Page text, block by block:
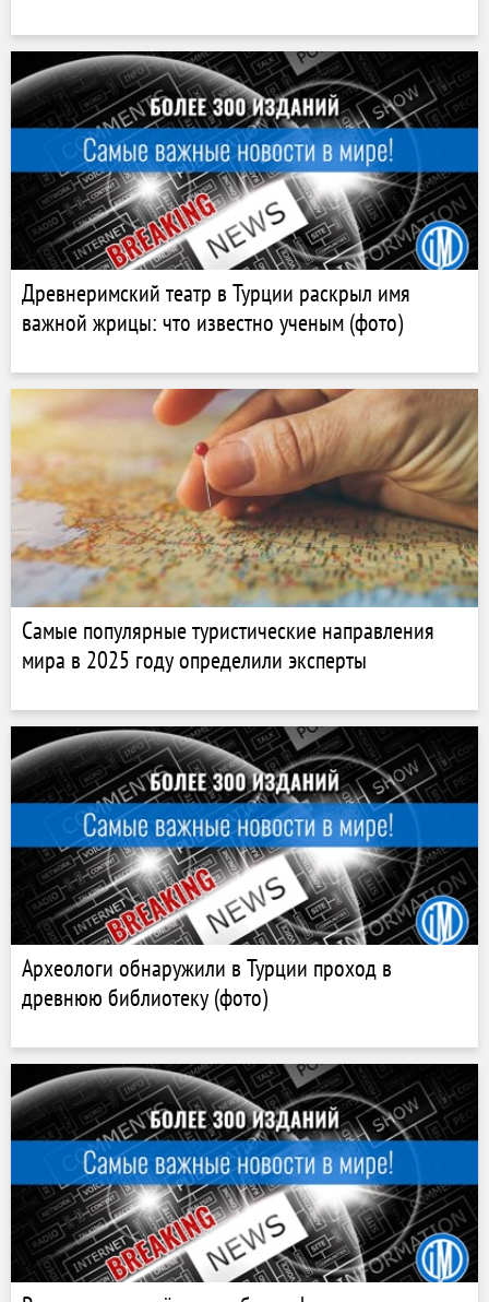
Древнеримский театр в Турции раскрыл имя
важной жрицы: что известно ученым (фото)
Самые популярные туристические направления
мира в 2025 году определили эксперты
Археологи обнаружили в Турции проход в
древнюю библиотеку (фото)